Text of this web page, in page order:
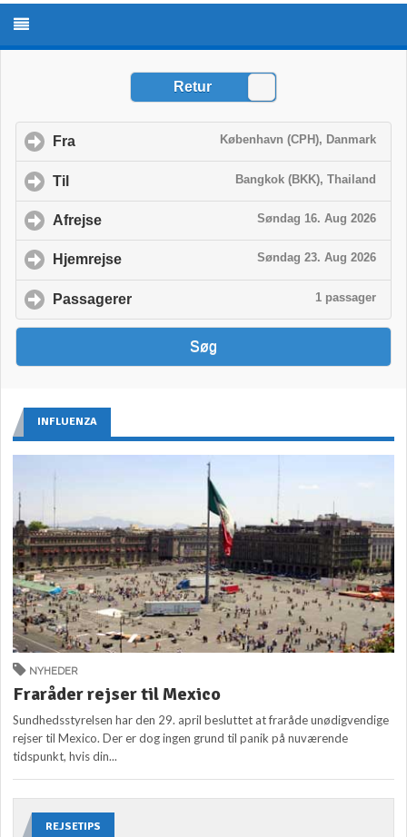
INFLUENZA
NYHEDER
Fraråder rejser til Mexico
Sundhedsstyrelsen har den 29. april besluttet at fraråde unødigvendige
rejser til Mexico. Der er dog ingen grund til panik på nuværende
tidspunkt, hvis din...
REJSETIPS